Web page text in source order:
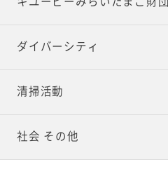
ダイバーシティ
清掃活動
社会 その他